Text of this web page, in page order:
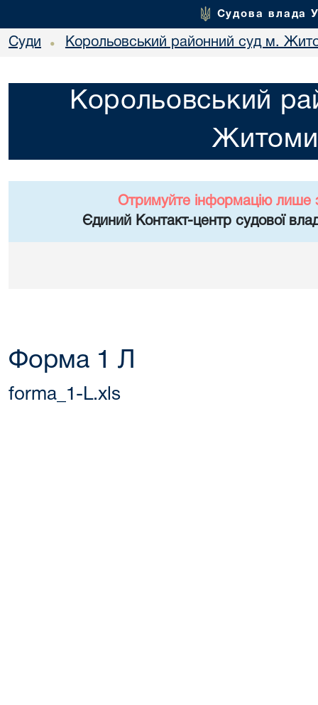
Судова влада
Суди • Корольовський районний суд м.
Корольовський
Отримуйте інформацію лише
Єдиний Контакт-центр судової
Форма 1 Л
forma_1-L.xls